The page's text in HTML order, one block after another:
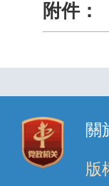
附件：
關
版